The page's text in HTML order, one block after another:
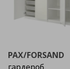
PAX/FORSAND